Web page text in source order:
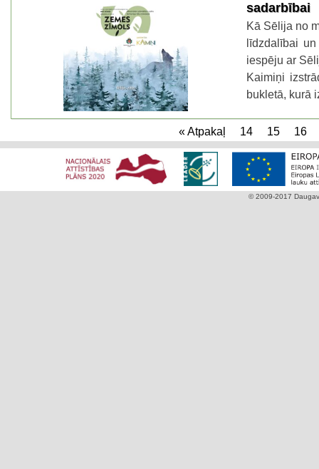
sadarbībai
Kā Sēlija no
līdzdalībai
iespēju ar
Kaimiņi
bukletā, kurā
« Atpakaļ 14 15 16
© 2009-2017